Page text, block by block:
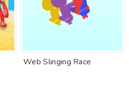
Web Slinging Race